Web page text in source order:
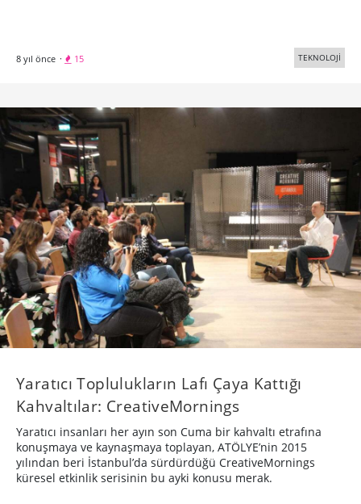
8 yıl önce · 15 TEKNOLOJİ
Yaratıcı Toplulukların Lafı Çaya Kattığı
Kahvaltılar: CreativeMornings
Yaratıcı insanları her ayın son Cuma bir kahvaltı etrafına
konuşmaya ve kaynaşmaya toplayan, ATÖLYE’nin 2015
yılından beri İstanbul’da sürdürdüğü CreativeMornings
küresel etkinlik serisinin bu ayki konusu merak.